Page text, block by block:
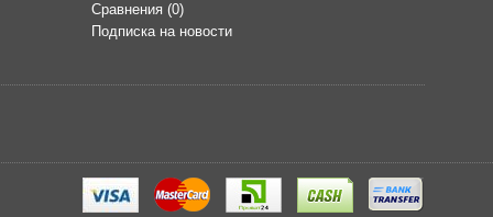
Сравнения (0)
Подписка на новости